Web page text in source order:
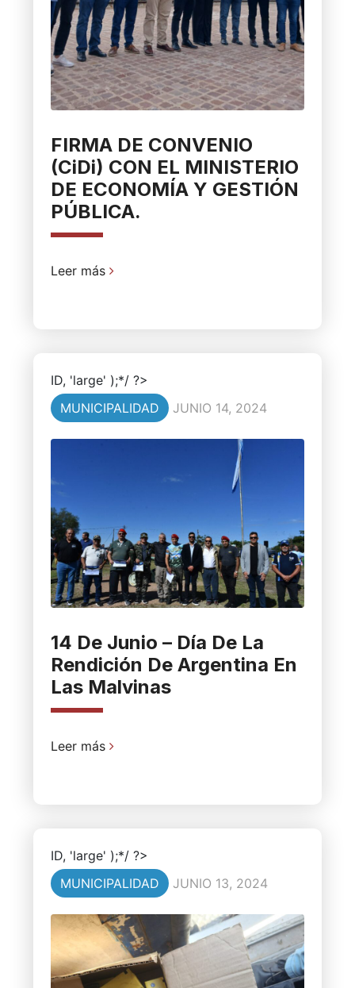
FIRMA DE CONVENIO
(CiDi) CON EL MINISTERIO
DE ECONOMÍA Y GESTIÓN
PÚBLICA.
Leer más
ID, 'large' );*/ ?>
MUNICIPALIDAD
JUNIO 14, 2024
14 De Junio – Día De La
Rendición De Argentina En
Las Malvinas
Leer más
ID, 'large' );*/ ?>
MUNICIPALIDAD
JUNIO 13, 2024